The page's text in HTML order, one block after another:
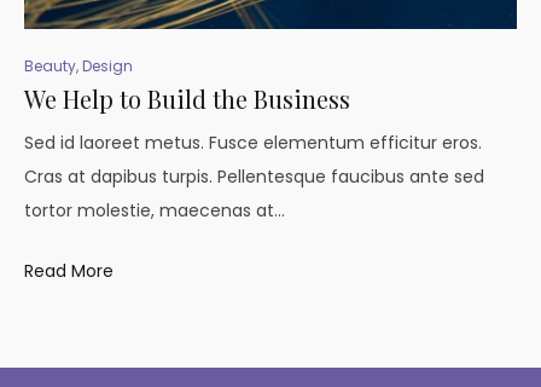
Beauty, Design
We Help to Build the Business
Sed id laoreet metus. Fusce elementum efficitur eros.
Cras at dapibus turpis. Pellentesque faucibus ante sed
tortor molestie, maecenas at…
Read More